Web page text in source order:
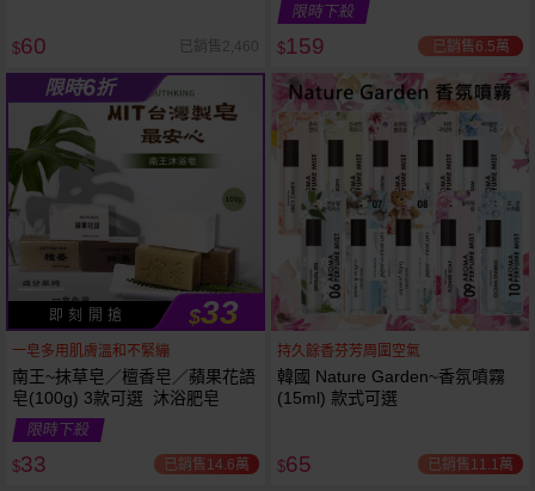
立刻送
$60 已銷售2,460
限時下殺
$159 已銷售6.5萬
限時6折
即 刻 開 搶 $33
一皂多用肌膚溫和不緊繃
南王~抹草皂／檀香皂／蘋果花語
皂(100g) 3款可選 沐浴肥皂
限時下殺
$33 已銷售14.6萬
持久餘香芬芳周圍空氣
韓國 Nature Garden~香氛噴霧
(15ml) 款式可選
$65 已銷售11.1萬